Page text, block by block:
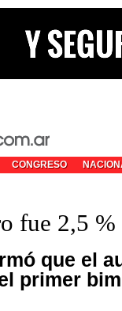
CONGRESO
fue 2,5 %
que el
primer